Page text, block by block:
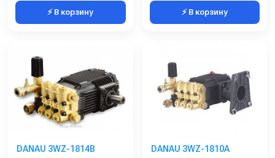
⚡ В корзину ⚡ В корзину
DANAU 3WZ-1814B DANAU 3WZ-1810A